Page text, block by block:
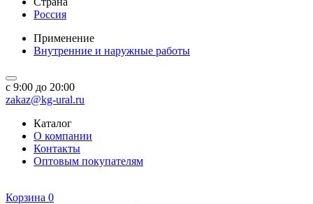
Россия
Применение
Внутренние и наружные работы
c 9:00 до 20:00
zakaz@kg-ural.ru
Каталог
О компании
Контакты
Оптовым покупателям
Корзина 0